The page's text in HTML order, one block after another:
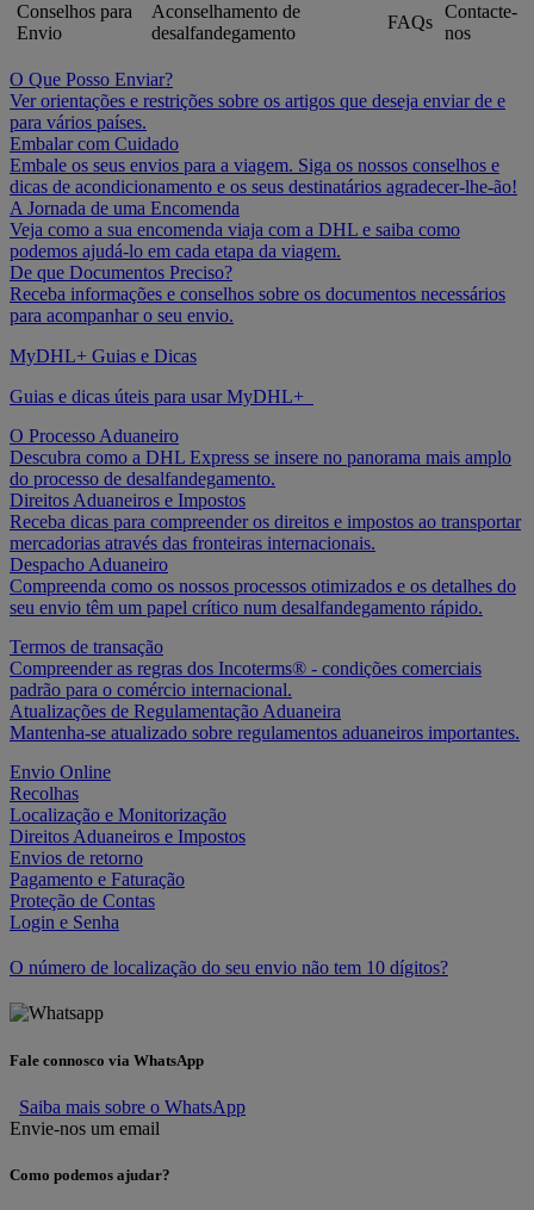
Conselhos para
Envio
Aconselhamento de
desalfandegamento
FAQs
Contacte-
nos
O Que Posso Enviar?
Ver orientações e restrições sobre os artigos que deseja enviar de e
para vários países.
Embalar com Cuidado
Embale os seus envios para a viagem. Siga os nossos conselhos e
dicas de acondicionamento e os seus destinatários agradecer-lhe-ão!
A Jornada de uma Encomenda
Veja como a sua encomenda viaja com a DHL e saiba como
podemos ajudá-lo em cada etapa da viagem.
De que Documentos Preciso?
Receba informações e conselhos sobre os documentos necessários
para acompanhar o seu envio.
MyDHL+ Guias e Dicas
Guias e dicas úteis para usar MyDHL+
O Processo Aduaneiro
Descubra como a DHL Express se insere no panorama mais amplo
do processo de desalfandegamento.
Direitos Aduaneiros e Impostos
Receba dicas para compreender os direitos e impostos ao transportar
mercadorias através das fronteiras internacionais.
Despacho Aduaneiro
Compreenda como os nossos processos otimizados e os detalhes do
seu envio têm um papel crítico num desalfandegamento rápido.
Termos de transação
Compreender as regras dos Incoterms® - condições comerciais
padrão para o comércio internacional.
Atualizações de Regulamentação Aduaneira
Mantenha-se atualizado sobre regulamentos aduaneiros importantes.
Envio Online
Recolhas
Localização e Monitorização
Direitos Aduaneiros e Impostos
Envios de retorno
Pagamento e Faturação
Proteção de Contas
Login e Senha
O número de localização do seu envio não tem 10 dígitos?
Fale connosco via WhatsApp
Saiba mais sobre o WhatsApp
Envie-nos um email
Como podemos ajudar?